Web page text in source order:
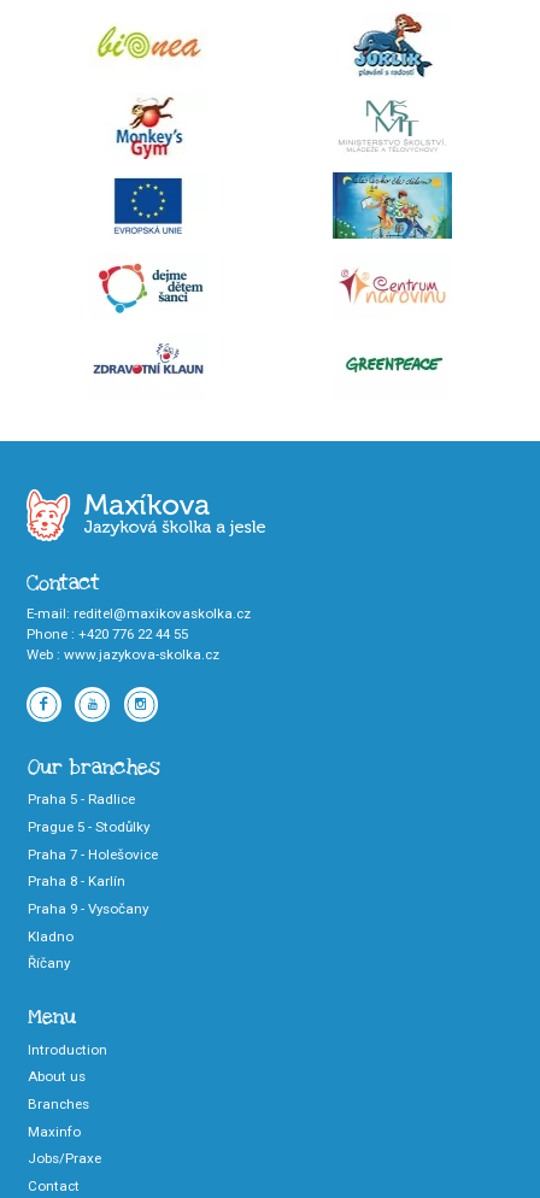
Contact
E-mail: reditel@maxikovaskolka.cz
Phone : +420 776 22 44 55
Web : www.jazykova-skolka.cz
Our branches
Praha 5 - Radlice
Prague 5 - Stodůlky
Praha 7 - Holešovice
Praha 8 - Karlín
Praha 9 - Vysočany
Kladno
Říčany
Menu
Introduction
About us
Branches
Maxinfo
Jobs/Praxe
Contact